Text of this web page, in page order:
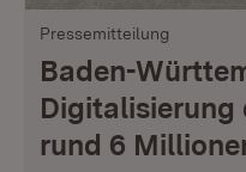
Pressemitteilung
Baden-
rund 6